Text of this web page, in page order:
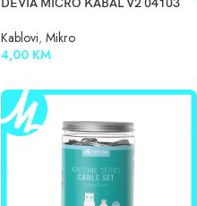
DEVIA MICRO KABAL V2 04103
Kablovi, Mikro
4,00 KM